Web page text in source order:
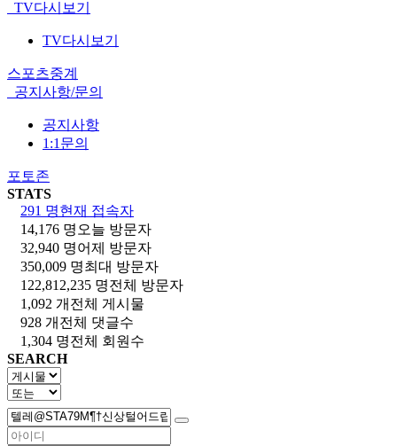
TV다시보기
TV다시보기
스포츠중계
공지사항/문의
공지사항
1:1문의
포토존
STATS
291 명현재 접속자
14,176 명 오늘 방문자
32,940 명어제 방문자
350,009 명최대 방문자
122,812,235 명전체 방문자
1,092 개 전체 게시물
928 개 전체 댓글수
1,304 명전체 회원수
SEARCH